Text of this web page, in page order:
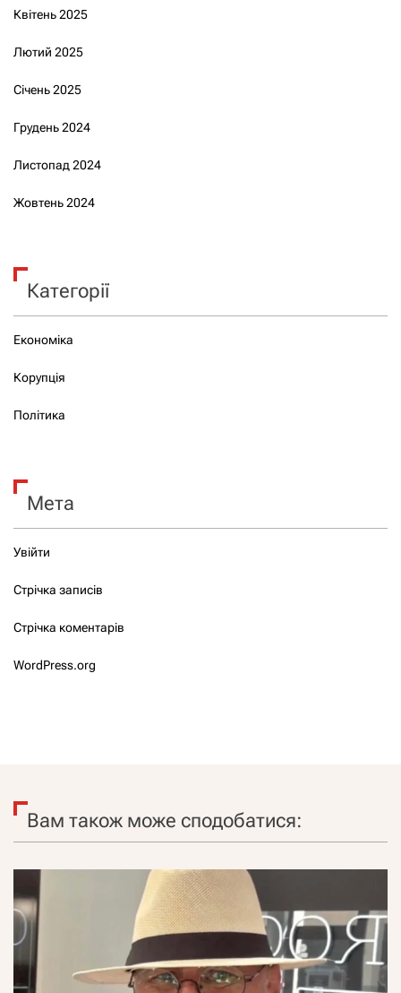
Квітень 2025
Лютий 2025
Січень 2025
Грудень 2024
Листопад 2024
Жовтень 2024
Категорії
Економіка
Корупція
Політика
Мета
Увійти
Стрічка записів
Стрічка коментарів
WordPress.org
Вам також може сподобатися: